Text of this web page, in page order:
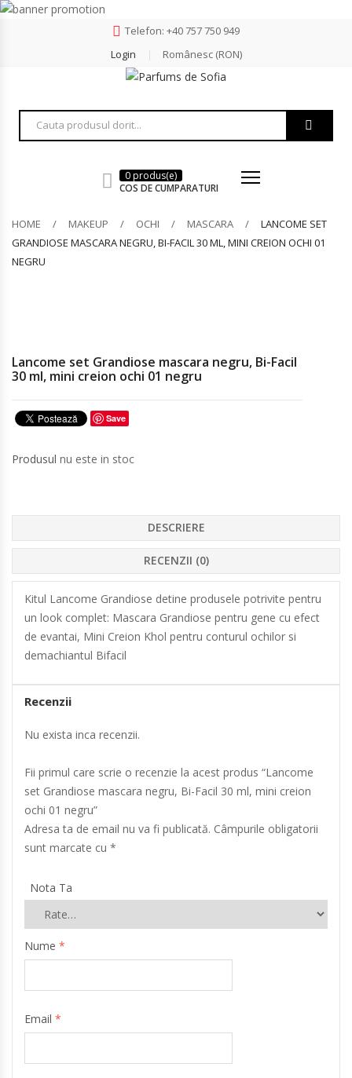
Telefon: +40 757 750 949
Login
Românesc (RON)
0 produs(e)
COS DE CUMPARATURI
HOME MAKEUP OCHI MASCARA
LANCOME SET
GRANDIOSE MASCARA NEGRU, BI-FACIL 30 ML, MINI CREION OCHI 01
NEGRU
Lancome set Grandiose mascara negru, Bi-Facil
30 ml, mini creion ochi 01 negru
Save
Produsul nu este in stoc
DESCRIERE
RECENZII (0)
Kitul Lancome Grandiose detine produsele potrivite pentru
un look complet: Mascara Grandiose pentru gene cu efect
de evantai, Mini Creion Khol pentru conturul ochilor si
demachiantul Bifacil
Recenzii
Nu exista inca recenzii.
Fii primul care scrie o recenzie la acest produs “Lancome
set Grandiose mascara negru, Bi-Facil 30 ml, mini creion
ochi 01 negru”
Adresa ta de email nu va fi publicată. Câmpurile obligatorii
sunt marcate cu *
Nota Ta
Nume *
Email *